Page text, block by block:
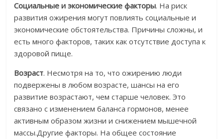
Социальные и экономические факторы. На риск
развития ожирения могут повлиять социальные и
экономические обстоятельства. Причины сложны, и
есть много факторов, таких как отсутствие доступа к
здоровой пище.
Возраст. Несмотря на то, что ожирению люди
подвержены в любом возрасте, шансы на его
развитие возрастают, чем старше человек. Это
связано с изменением баланса гормонов, менее
активным образом жизни и снижением мышечной
массы.Другие факторы. На общее состояние